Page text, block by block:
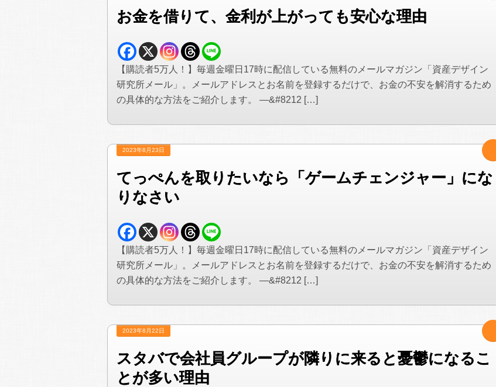
お金を借りて、金利が上がっても安心な理由
【購読者5万人！】毎週金曜日17時に配信している無料のメールマガジン「資産デザイン
研究所メール」。メールアドレスとお名前を登録するだけで、お金の不安を解消するため
の具体的な方法をご紹介します。 —&#8212 […]
2023年8月23日
てっぺんを取りたいなら「ゲームチェンジャー」にな
りなさい
【購読者5万人！】毎週金曜日17時に配信している無料のメールマガジン「資産デザイン
研究所メール」。メールアドレスとお名前を登録するだけで、お金の不安を解消するため
の具体的な方法をご紹介します。 —&#8212 […]
2023年8月22日
スタバで会社員グループが隣りに来ると憂鬱になるこ
とが多い理由